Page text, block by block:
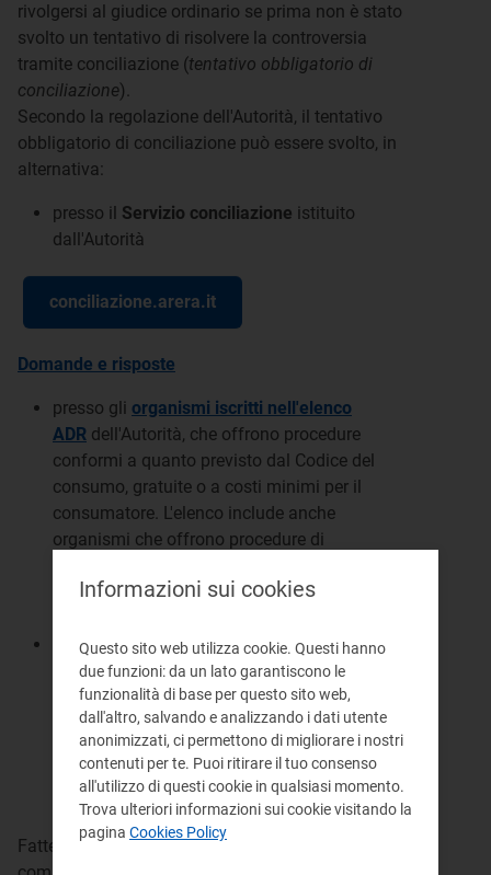
rivolgersi al giudice ordinario se prima non è stato
svolto un tentativo di risolvere la controversia
tramite conciliazione (tentativo obbligatorio di
conciliazione).
Secondo la regolazione dell'Autorità, il tentativo
obbligatorio di conciliazione può essere svolto, in
alternativa:
presso il Servizio conciliazione istituito
dall'Autorità
conciliazione.arera.it
Domande e risposte
presso gli organismi iscritti nell'elenco
ADR dell'Autorità, che offrono procedure
conformi a quanto previsto dal Codice del
consumo, gratuite o a costi minimi per il
consumatore. L'elenco include anche
organismi che offrono procedure di
stipulati fra esercenti e associazioni dei
presso leCamere di Commercioche hanno
aderito alla Convenzione sottoscritta da
Autorità e Unioncamere: queste procedure
applicano il Regolamento Unico Unioncamere
con specificità previste dalla Convenzione
stessa, quali ad esempio un tariffario ridotto
per le parti.
Fatte salve le procedure di mediazione civile e
Informazioni sui cookies
Questo sito web utilizza cookie. Questi hanno
due funzioni: da un lato garantiscono le
funzionalità di base per questo sito web,
dall'altro, salvando e analizzando i dati utente
anonimizzati, ci permettono di migliorare i nostri
contenuti per te. Puoi ritirare il tuo consenso
all'utilizzo di questi cookie in qualsiasi momento.
Trova ulteriori informazioni sui cookie visitando la
pagina Cookies Policy